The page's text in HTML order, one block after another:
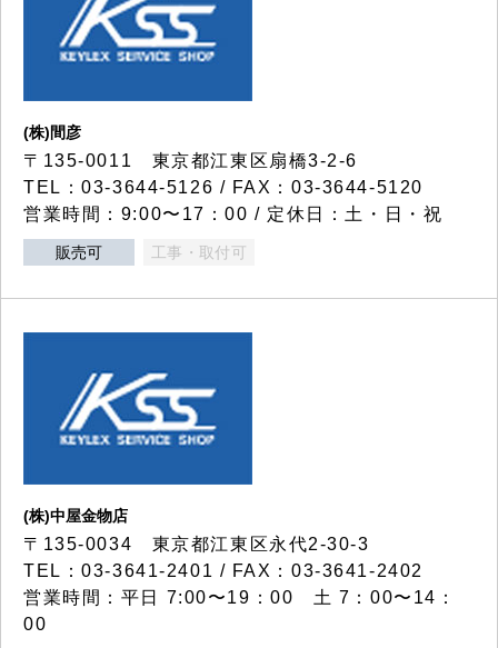
(株)間彦
〒135-0011 東京都江東区扇橋3-2-6
TEL：03-3644-5126 / FAX：03-3644-5120
営業時間：9:00〜17：00 / 定休日：土・日・祝
販売可 工事・取付可
(株)中屋金物店
〒135-0034 東京都江東区永代2-30-3
TEL：03-3641-2401 / FAX：03-3641-2402
営業時間：平日 7:00〜19：00 土 7：00〜14：
00